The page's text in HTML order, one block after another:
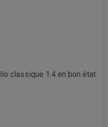
classique 1.4 en bon état